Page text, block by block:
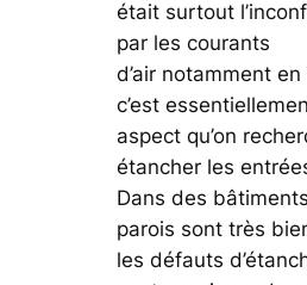
était surtout
par les courants
d’air notamment
c’est
aspect qu’on
étancher les
Dans des
parois sont très
les défauts